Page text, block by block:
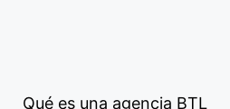
Qué es una agencia BTL